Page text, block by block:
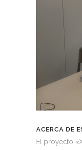
ACERCA DE
El proyecto